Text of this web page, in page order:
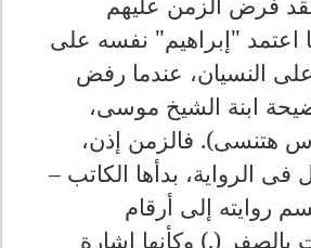
اعتمد "إبراهيم" نفسه على
النسيان، عندما رفض
ابنة الشيخ موسى،
هتنسى). فالزمن إذن،
فى الرواية، بدأها الكاتب –
روايته إلى أرقام
بالصفر (.) وكأنها إشارة